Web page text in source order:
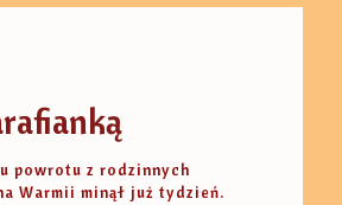
powrotu z rodzinnych
Warmii minął już tydzień.